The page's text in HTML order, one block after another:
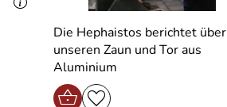
Die Hephaistos berichtet über
unseren Zaun und Tor aus
Aluminium